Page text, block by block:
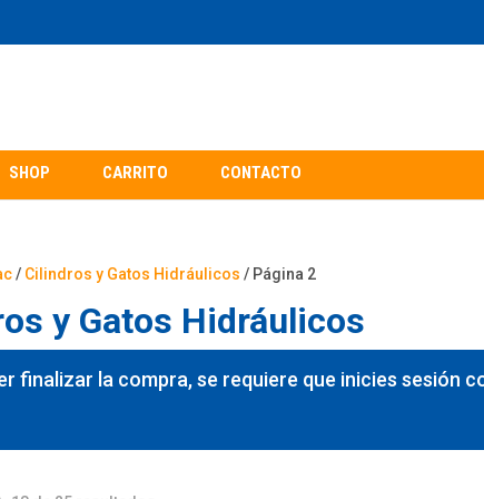
SHOP CARRITO CONTACTO
/ Cilindros y Gatos Hidráulicos / Página 2
y Gatos Hidráulicos
finalizar la compra, se requiere que inicies sesión